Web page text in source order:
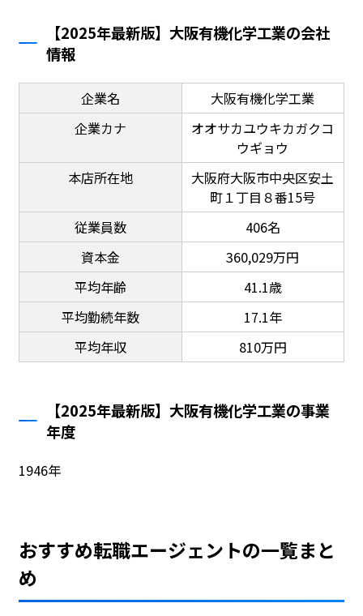
【2025年最新版】大阪有機化学工業の会社
情報
企業名
大阪有機化学工業
企業カナ
オオサカユウキカガクコ
ウギョウ
本店所在地
大阪府大阪市中央区安土
町１丁目８番15号
従業員数
406名
資本金
360,029万円
平均年齢
41.1歳
平均勤続年数
17.1年
平均年収
810万円
【2025年最新版】大阪有機化学工業の事業
年度
1946年
おすすめ転職エージェントの一覧まと
め